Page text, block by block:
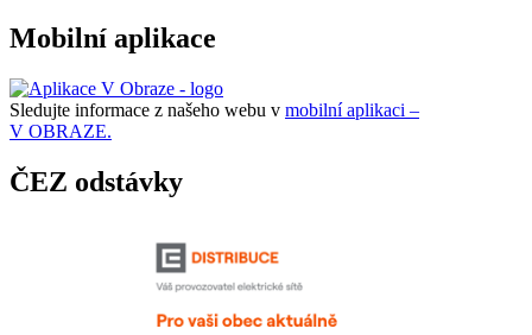
Mobilní aplikace
Sledujte informace z našeho webu v mobilní aplikaci –
V OBRAZE.
ČEZ odstávky